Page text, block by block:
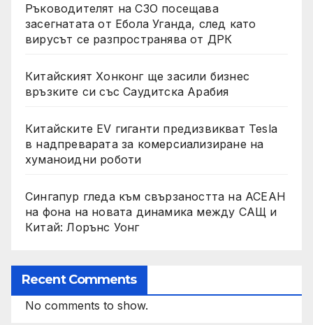
Ръководителят на СЗО посещава
засегнатата от Ебола Уганда, след като
вирусът се разпространява от ДРК
Китайският Хонконг ще засили бизнес
връзките си със Саудитска Арабия
Китайските EV гиганти предизвикват Tesla
в надпреварата за комерсиализиране на
хуманоидни роботи
Сингапур гледа към свързаността на АСЕАН
на фона на новата динамика между САЩ и
Китай: Лорънс Уонг
Recent Comments
No comments to show.